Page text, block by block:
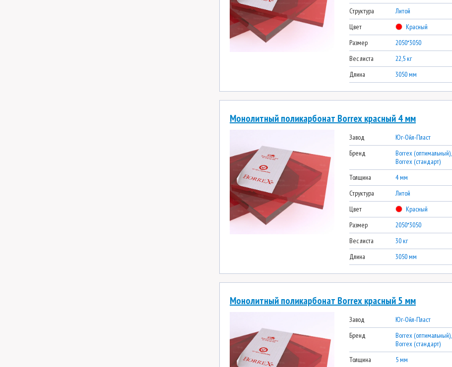
Структура
Литой
Цвет
Красный
Размер
2050*3050
Вес листа
22,5 кг
Длина
3050 мм
Монолитный поликарбонат Borrex красный 4 мм
Завод
Юг-Ойл-Пласт
Бренд
Borrex (оптимальный),
Borrex (стандарт)
Толщина
4 мм
Структура
Литой
Цвет
Красный
Размер
2050*3050
Вес листа
30 кг
Длина
3050 мм
Монолитный поликарбонат Borrex красный 5 мм
Завод
Юг-Ойл-Пласт
Бренд
Borrex (оптимальный),
Borrex (стандарт)
Толщина
5 мм